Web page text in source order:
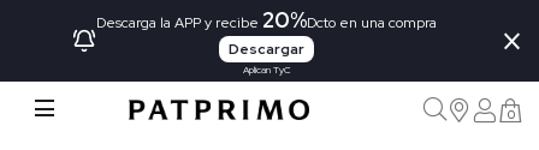
Descarga la APP y recibe 20%Dcto en una compra
Descargar
Aplican TyC
×
0